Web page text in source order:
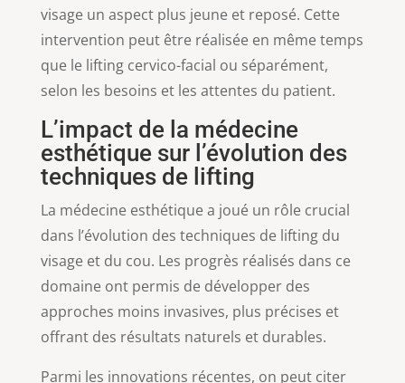
visage un aspect plus jeune et reposé. Cette
intervention peut être réalisée en même temps
que le lifting cervico-facial ou séparément,
selon les besoins et les attentes du patient.
L’impact de la médecine
esthétique sur l’évolution des
techniques de lifting
La médecine esthétique a joué un rôle crucial
dans l’évolution des techniques de lifting du
visage et du cou. Les progrès réalisés dans ce
domaine ont permis de développer des
approches moins invasives, plus précises et
offrant des résultats naturels et durables.
Parmi les innovations récentes, on peut citer